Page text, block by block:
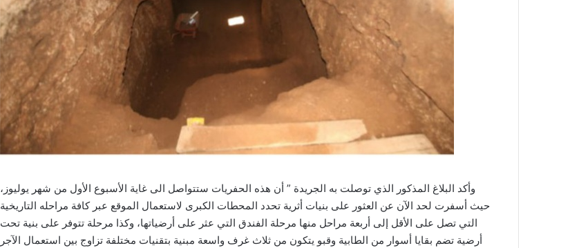
وأكد البلاغ المذكور الذي توصلت به الجريدة ” أن هذه الحفريات ستتواصل الى غاية الأسبوع الأول من شهر يوليوز،
حيث أسفرت لحد الآن عن العثور على بنيات أثرية تحدد المحطات الكبرى لاستعمال الموقع عبر كافة مراحله التاريخية
التي تصل على الأقل إلى أربعة مراحل منها مرحلة الفندق التي عثر على أرضياتها، وكذا مرحلة تتوفر على بنية تحت
أرضية تضم بقايا أسوار من الطابية وقبو يتكون من ثلاث غرف واسعة مبنية بتقنيات مختلفة تزاوج بين استعمال الآجر